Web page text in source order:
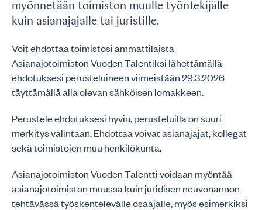
myönnetään toimiston muulle työntekijälle
kuin asianajajalle tai juristille.
Voit ehdottaa toimistosi ammattilaista
Asianajotoimiston Vuoden Talentiksi lähettämällä
ehdotuksesi perusteluineen viimeistään 29.3.2026
täyttämällä alla olevan sähköisen lomakkeen.
Perustele ehdotuksesi hyvin, perusteluilla on suuri
merkitys valintaan. Ehdottaa voivat asianajajat, kollegat
sekä toimistojen muu henkilökunta.
Asianajotoimiston Vuoden Talentti voidaan myöntää
asianajotoimiston muussa kuin juridisen neuvonannon
tehtävässä työskentelevälle osaajalle, myös esimerkiksi